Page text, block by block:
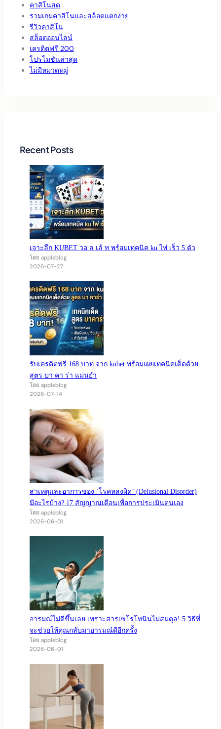
คาสิโนสด
รวมเกมคาสิโนและสล็อตแตกง่าย
รีวิวคาสิโน
สล็อตออนไลน์
เครดิตฟรี 200
โปรโมชันล่าสุด
ไม่มีหมวดหมู่
Recent Posts
เจาะลึก KUBET วอ ล เล้ ท พร้อมเทคนิค ku ไพ่ เร็ว 5 ตัว
โดย appleblog
2026-07-27
รับเครดิตฟรี 168 บาท จาก kubet พร้อมเผยเทคนิคเด็ดด้วย
สูตร บา คา ร่า แม่นยำ
โดย appleblog
2026-07-14
สาเหตุและอาการของ ‘โรคหลงผิด’ (Delusional Disorder)
มีอะไรบ้าง? 17 สัญญาณเตือนเพื่อการประเมินตนเอง
โดย appleblog
2026-06-01
อารมณ์ไม่ดีขึ้นเลย เพราะสารเซโรโทนินไม่สมดุล! 5 วิธีที่
จะช่วยให้คุณกลับมาอารมณ์ดีอีกครั้ง
โดย appleblog
2026-06-01